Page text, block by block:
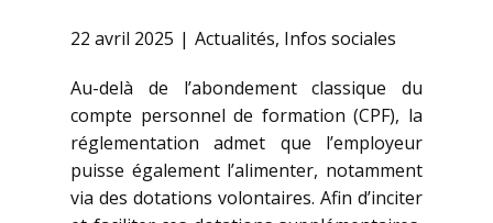
22 avril 2025 Actualités, Infos sociales
Au-delà de l’abondement classique du
compte personnel de formation (CPF), la
réglementation admet que l’employeur
puisse également l’alimenter, notamment
via des dotations volontaires. Afin d’inciter